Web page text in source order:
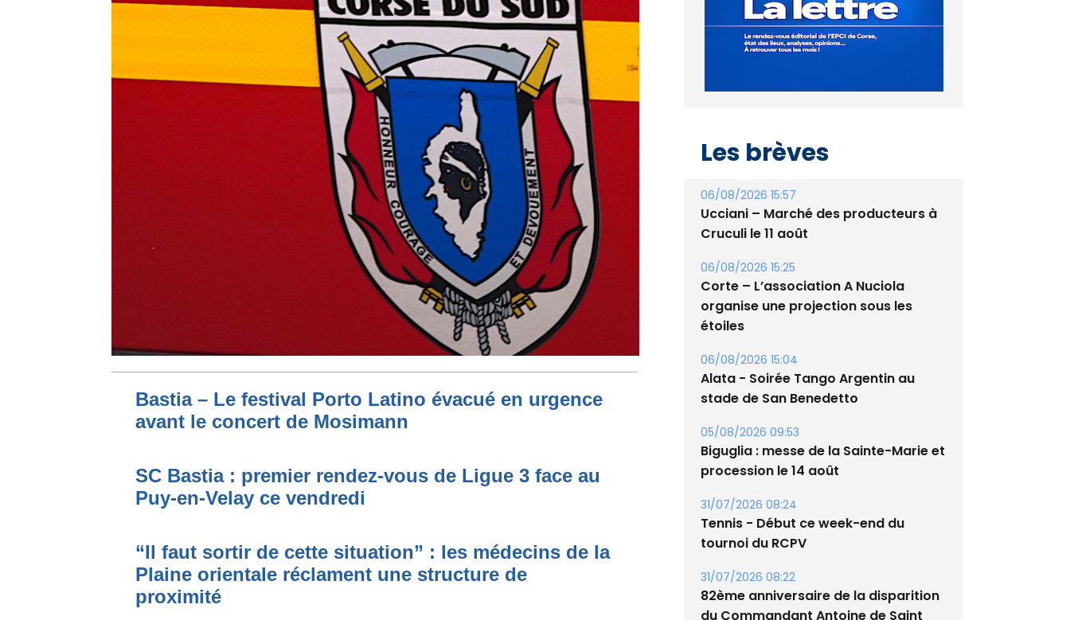
Bastia – Le festival Porto Latino évacué en urgence
avant le concert de Mosimann
SC Bastia : premier rendez-vous de Ligue 3 face au
Puy-en-Velay ce vendredi
“Il faut sortir de cette situation” : les médecins de la
Plaine orientale réclament une structure de
proximité
Les brèves
06/08/2026 15:57
Ucciani – Marché des producteurs à
Cruculi le 11 août
06/08/2026 15:25
Corte – L’association A Nuciola
organise une projection sous les
étoiles
06/08/2026 15:04
Alata - Soirée Tango Argentin au
stade de San Benedetto
05/08/2026 09:53
Biguglia : messe de la Sainte-Marie et
procession le 14 août
31/07/2026 08:24
Tennis - Début ce week-end du
tournoi du RCPV
31/07/2026 08:22
82ème anniversaire de la disparition
du Commandant Antoine de Saint